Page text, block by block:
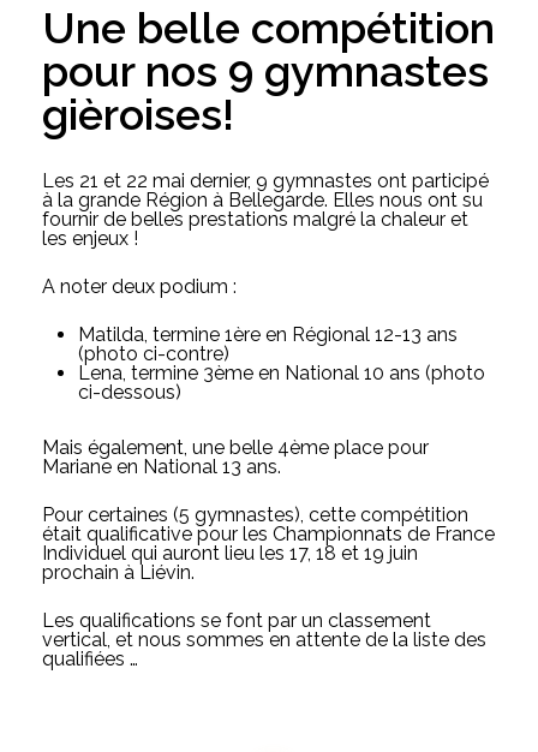
Une belle compétition
pour nos 9 gymnastes
gièroises!
Les 21 et 22 mai dernier, 9 gymnastes ont participé
à la grande Région à Bellegarde. Elles nous ont su
fournir de belles prestations malgré la chaleur et
les enjeux !
A noter deux podium :
Matilda, termine 1ère en Régional 12-13 ans
(photo ci-contre)
Lena, termine 3ème en National 10 ans (photo
ci-dessous)
Mais également, une belle 4ème place pour
Mariane en National 13 ans.
Pour certaines (5 gymnastes), cette compétition
était qualificative pour les Championnats de France
Individuel qui auront lieu les 17, 18 et 19 juin
prochain à Liévin.
Les qualifications se font par un classement
vertical, et nous sommes en attente de la liste des
qualifiées …